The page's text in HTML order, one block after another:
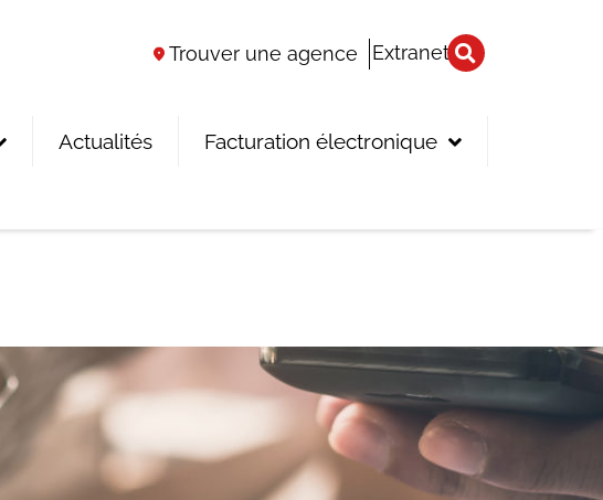
Trouver une agence Extranet
Actualités Facturation électronique